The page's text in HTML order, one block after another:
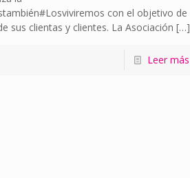
con el objetivo de
sus clientas y clientes. La Asociación […]
Leer más